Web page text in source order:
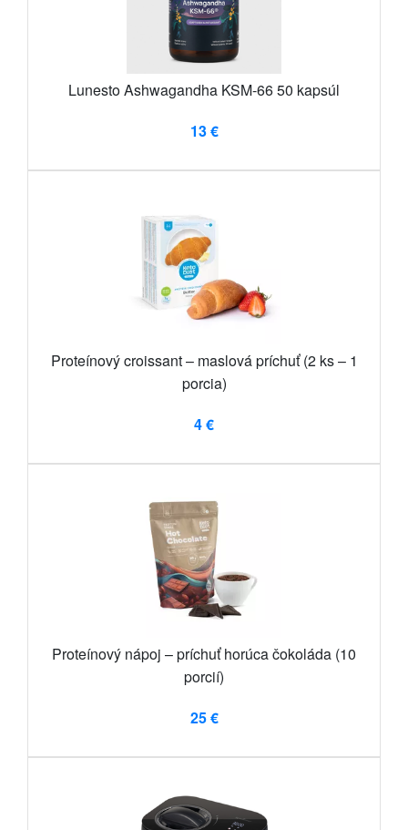
Lunesto Ashwagandha KSM-66 50 kapsúl
13 €
Proteínový croissant – maslová príchuť (2 ks – 1
porcia)
4 €
Proteínový nápoj – príchuť horúca čokoláda (10
porcií)
25 €